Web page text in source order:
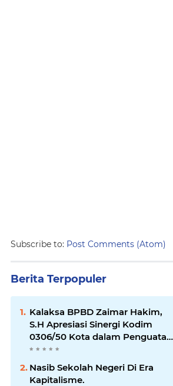
Subscribe to: Post Comments (Atom)
Berita Terpopuler
Kalaksa BPBD Zaimar Hakim,
S.H Apresiasi Sinergi Kodim
0306/50 Kota dalam Penguatan
Mitigasi dan Penanganan
Bencana
Nasib Sekolah Negeri Di Era
Kapitalisme.